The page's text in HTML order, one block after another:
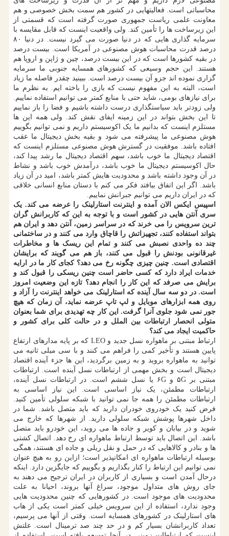
محاسباتی است. فعالیتهایی در کشور هم سمت بخش خصوصی و هم
معاونت علمی ریاست جمهوری صورت گرفته است که قسمتی از
این زیرساخت ها را تأمین کند. ولی واقعیت اینست که قابل مقایسه با
سرمایه گذاری هایی که در دنیا صورت می گیرد نیست. در دنیا ۸۰
درصد قدرت محاسبات هوش مصنوعی در آمریکا است. بیست درصد
در بقیه کشورها است که در این بیست درصد، چین و ژاپن و اروپا هم
هستند. این حجم وسیعی که کشورهای همسایه جنوبی ما سرمایه
گزاری نموده اند جزو آن بیست درصد است. ببینید چقدر فاصله ما زیاد
است، البته به این مفهوم نیست که بازی را باخته ایم. به نظرم ما
برای نیازهای بومی، شاید حتی با منابع کمتر می توانیم استفاده نماییم.
ولی زودتر باید سیاستگذاری درست داشته باشیم و فضا را باز نماییم
تا این بخش بتواند در این زمینه ایفای نقش کند. ولی همه این ها
مستلزم اینست که بدانیم ما یک اکوسیستم داریم و نمی توانیم بگوییم
هوش مصنوعی ما پیشرفته می شود و بقیه بخش دیجیتال ما عقب
افتاده باشد. موفقیت در گسترش هوش مصنوعی مستلزم اینست که
اقتصاد دیجیتال ما خوب باشد، سهم اقتصاد دیجیتال ما رشد پیدا کند،
حال اکوسیستم دیجیتال ما خوب باشد، درآمدش خوب باشد و نشاط
در آن وجود داشته باشد و محدودیت هایش کمتر باشد، امید در آن زیاد
باشد. اگر این اتفاق بیافتد فکر می کنم با دستان منابع انسانی خلاقی
که در ایران داریم می توانیم جبرانش نماییم.
اسپیس ایکس الان آمده و اینترنت استارلینک را عرضه می کند. یک
سری آنتن هایی در کشور است و با توجه به این که کاربرانش گران
ترین سرویس را می خرند که در سراسر زمین، آنتن دهد و ایران هم
بتواند استفاده کنند، تجهیزاتش را قاچاق وارد می کنند و در ساختمانی
چند ده واحدی نصبش می کنند و تمام این ریسک ها و مخاطرات
غیرقانونی بودنش را قبول می کنند، باز هم می گویند که برایشان
اقتصادی است. چنین چیزی چگونه رخ می دهد؟ کجای کار ما در ارایه
خدمات ایراد دارد که کسی حاضر است چنین ریسکی را قبول کند و
برایش می صرفد که این کار را انجام دهد؟ تازه این وضعیت امروز
است. در دو سه سال آینده که استارلینک می خواهد اینترنت را آزاد و
روی همه ابزارهای موبایل و لپ تاپ عرضه نماید، آن زمان که هیچ
جور نمی شود جلوی آنرا گرفت. این کار چه تهدیدی برای شما بعنوان
متولی انحصار ارتباطات بین الملل و در حالت کلی برای کشور و
حاکمیت ایجاد می کند؟
ارتباط مبتنی بر ماهواره نسل جدید و LEO که بر پایه مدارهای ارتفاع
پایین هستند و تأخیر کمی را فراهم می کنند و با سی میلی ثانیه می
توانید به ماهواره بروید و به زمین برگردید، این ها جزء آینده اقتصاد
دیجیتال است و بخش مهمی از ارتباطات نسل آینده است. ارتباطات
مبتنی بر ۵G و ۶G یا نسل ششم است. در ارتباطات نسل آینده،
ارتباطات مطمئن، یک نیاز اساسی است. این نیاز اساسی به
ارتباطات مطمئن را همه جا نمی توانید با شبکه سلولی تأمین کنید.
فرض کنید یک خودروی خودران دارید که باید متصل باشد. شما در
داخل شهرها پوشش شبکه سلولی دارید. از شهرها که خارج می
شوید و در بیابان و کویر و جاده ها می روید، این خودرو باید متصل
باشد. این اتصال باید توسط ارتباط ماهواره ای رخ دهد. اتصال کشتی
ها و بنادر و کالاهایی که در حمل و نقل ریلی و جاده ای هستند، همگی
بوسیله ارتباطات ماهواره ای امکانپذیر است؛ ازاین رو به هیچ عنوان
نمی توانیم این ارتباط را کنار بگذاریم و بگوییم که جایگزین دارد. اینکه
درحال آمدن است و بسیاری از کاربران در ایران ترجیح می دهند به
جای روش های متداول موجود، سراغ آنها بروند، احیانا به علت
محدودیت های موجود است. در کشورهایی که چنین محدودیت هایی
وجود ندارد، استفاده از این سرویس خیلی کمتر است یکی از هاب
های استارلینک در کشورهای همسایه است. وقتی از آنها می پرسیم،
تعداد کاربرانشان بسیار کم و در حد چند صد ترمینال است. علتش